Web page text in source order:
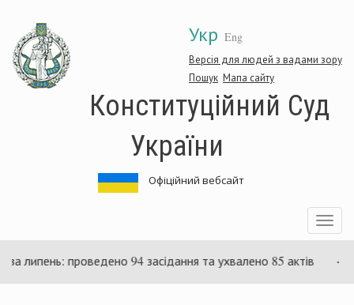
основного
матеріалу
Укр Eng
Версія для людей з вадами зору
Пошук Мапа сайту
Конституційний Суд
України
Офіційний вебсайт
Toggle
проведено 94 засідання та ухвалено 85 актів